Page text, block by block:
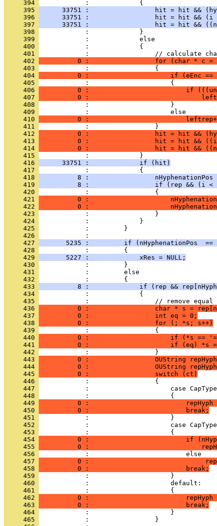
     394
     395
33751 :                 hit = hit &&
     396
33751 :                 hit = hit && (i
     397
33751 :                 hit = hit &&
     398
     399
     400
     401
     402
0 :                 for (char * c
     403
     404
0 :                     if (eEnc ==
     405
     406
0 :                         if
     407
0 :
     408
     409
     410
0 :
     411
     412
0 :                 hit = hit &&
     413
0 :                 hit = hit &&
     414
0 :                 hit = hit &&
     415
     416
      33751 :             if (hit)
     417
     418
8 :                 nHyphenationPos
     419
8 :                 if (rep && (i <
     420
     421
0 :
     422
0 :
     423
     424
     425
     426
     427
5235 :         if (nHyphenationPos  ==
     428
     429
       5227 :             xRes = NULL;
     430
     431
     432
     433
8 :             if (rep &&
     434
     435
     436
0 :                 char * s =
     437
          0 :                 int eq = 0;
     438
          0 :                 for (; *s; s++)
     439
     440
0 :                     if (*s ==
     441
0 :                     if (eq) *s
     442
     443
0 :                 OUString
     444
0 :                 OUString
     445
          0 :                 switch (ct)
     446
     447
     448
     449
0 :
     450
          0 :                         break;
     451
     452
     453
     454
0 :                         if
     455
0 :
     456
     457
0 :
     458
          0 :                         break;
     459
     460
     461
     462
0 :                         repHyph
     463
          0 :                         break;
     464
     465